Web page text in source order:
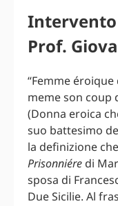
Prof.
“Femme
meme son coup
(Donna eroica
suo battesimo
la definizione
Prisonniére di
sposa di
Due Sicilie. Al